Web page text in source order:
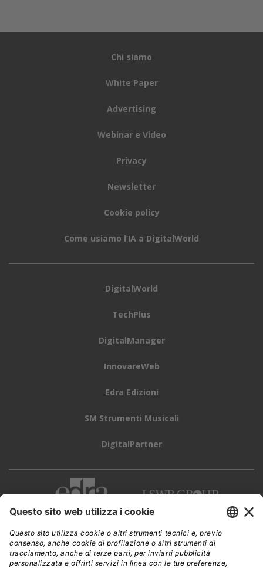
Chi siamo
White Paper
Advertising
Webinar e Video
Privacy
Newsletter
Cookie policy
Come usiamo l’IA a DigitalWorld
DigitalWorld
TechPlus
DigitalManager
InnovareWeb
Edra Edizioni
SM Strumenti Musicali
DigitalPartner
CWI è una testata giornalistica diEdra Edizioni s.r.l.
Direzione, amministrazione, redazione, pubblicità
Viale Enrico Forlanini 21 - 20134 Milano